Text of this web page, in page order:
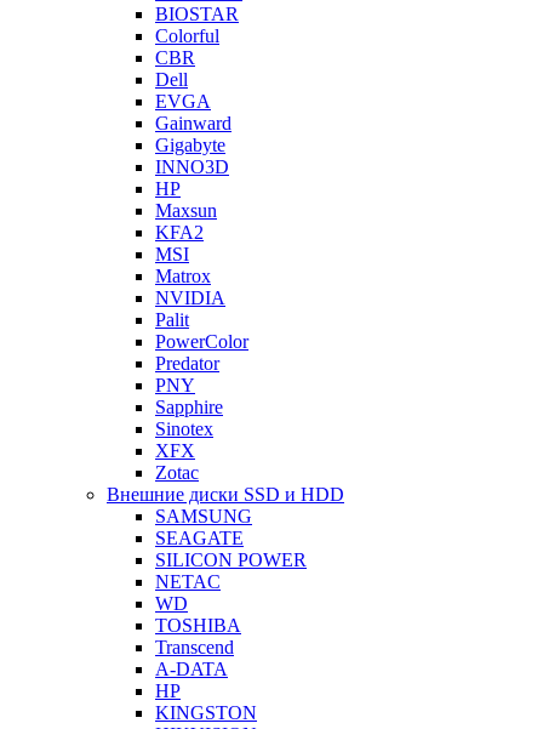
BIOSTAR
Colorful
CBR
Dell
EVGA
Gainward
Gigabyte
INNO3D
HP
Maxsun
KFA2
MSI
Matrox
NVIDIA
Palit
PowerColor
Predator
PNY
Sapphire
Sinotex
XFX
Zotac
Внешние диски SSD и HDD
SAMSUNG
SEAGATE
SILICON POWER
NETAC
WD
TOSHIBA
Transcend
A-DATA
HP
KINGSTON